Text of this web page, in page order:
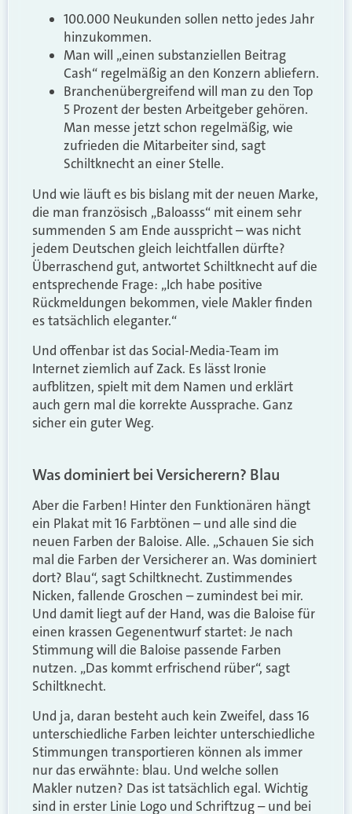
100.000 Neukunden sollen netto jedes Jahr
hinzukommen.
Man will „einen substanziellen Beitrag
Cash“ regelmäßig an den Konzern abliefern.
Branchenübergreifend will man zu den Top
5 Prozent der besten Arbeitgeber gehören.
Man messe jetzt schon regelmäßig, wie
zufrieden die Mitarbeiter sind, sagt
Schiltknecht an einer Stelle.
Und wie läuft es bis bislang mit der neuen Marke,
die man französisch „Baloasss“ mit einem sehr
summenden S am Ende ausspricht – was nicht
jedem Deutschen gleich leichtfallen dürfte?
Überraschend gut, antwortet Schiltknecht auf die
entsprechende Frage: „Ich habe positive
Rückmeldungen bekommen, viele Makler finden
es tatsächlich eleganter.“
Und offenbar ist das Social-Media-Team im
Internet ziemlich auf Zack. Es lässt Ironie
aufblitzen, spielt mit dem Namen und erklärt
auch gern mal die korrekte Aussprache. Ganz
sicher ein guter Weg.
Was dominiert bei Versicherern? Blau
Aber die Farben! Hinter den Funktionären hängt
ein Plakat mit 16 Farbtönen – und alle sind die
neuen Farben der Baloise. Alle. „Schauen Sie sich
mal die Farben der Versicherer an. Was dominiert
dort? Blau“, sagt Schiltknecht. Zustimmendes
Nicken, fallende Groschen – zumindest bei mir.
Und damit liegt auf der Hand, was die Baloise für
einen krassen Gegenentwurf startet: Je nach
Stimmung will die Baloise passende Farben
nutzen. „Das kommt erfrischend rüber“, sagt
Schiltknecht.
Und ja, daran besteht auch kein Zweifel, dass 16
unterschiedliche Farben leichter unterschiedliche
Stimmungen transportieren können als immer
nur das erwähnte: blau. Und welche sollen
Makler nutzen? Das ist tatsächlich egal. Wichtig
sind in erster Linie Logo und Schriftzug – und bei